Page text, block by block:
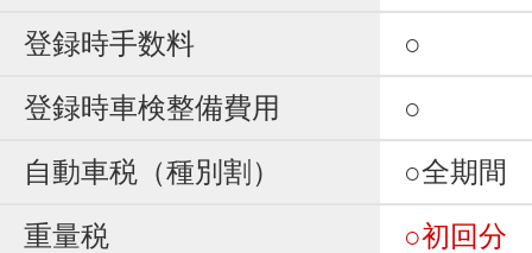
登録時手数料
○
登録時車検整備費用
○
自動車税（種別割）
○全期間
重量税
○初回分